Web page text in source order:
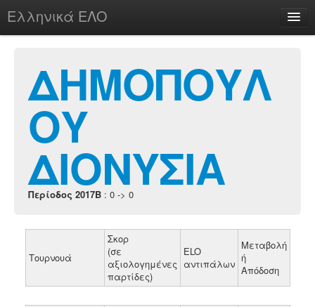
Ελληνικά ΕΛΟ
chesstu.be @ discord
Login
ΔΗΜΟΠΟΥΛ
ΟΥ
ΔΙΟΝΥΣΙΑ
Περίοδος 2017B : 0 -> 0
Τουρνουά
Σκορ
(σε
αξιολογημένες
παρτίδες)
ELO
αντιπάλων
Μεταβολή
ή
Απόδοση